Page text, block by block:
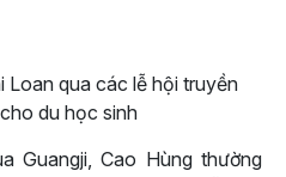
Loan qua các lễ hội truyền
du học sinh
Guangji, Cao Hùng thường